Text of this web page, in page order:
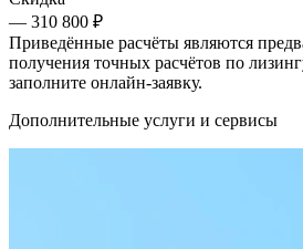
— 310 800 ₽
Приведённые расчёты являются
получения точных расчётов по
заполните онлайн-заявку.
Дополнительные услуги и сервисы